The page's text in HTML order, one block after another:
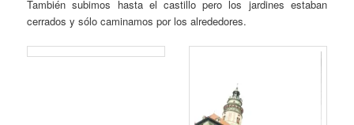
También subimos hasta el castillo pero los jardines estaban
cerrados y sólo caminamos por los alrededores.